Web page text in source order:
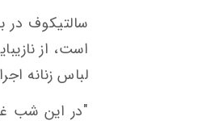
سالتیکوف
است، از
لباس زنانه
"در این شب